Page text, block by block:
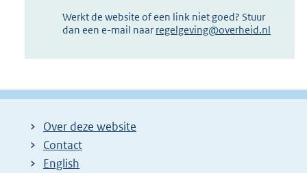
Werkt de website of een link niet goed? Stuur
dan een e-mail naar regelgeving@overheid.nl
Over deze website
Contact
English